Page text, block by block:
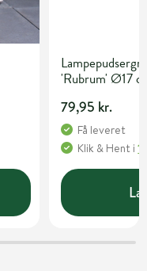
'Rubrum' Ø17
79,95 kr.
Få leveret
Klik & Hent i